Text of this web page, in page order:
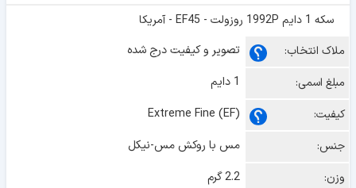
سکه 1 دایم 1992P روزولت - EF45 - آمریکا
ملاک انتخاب:
تصویر و کیفیت درج شده
مبلغ اسمی:
1 دایم
کیفیت:
Extreme Fine (EF)
جنس:
مس با روکش مس-نیکل
وزن:
2.2 گرم